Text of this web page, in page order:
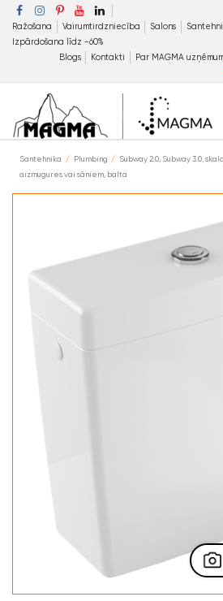
Ražošana Vairumtirdzniecība Salons
Izpārdošana līdz −60%
Blogs
Kontakti Par MAGMA
Santehnika Plumbing
Subway 2.0, Subway 3.0,
aizmugures vai sāniem, balta